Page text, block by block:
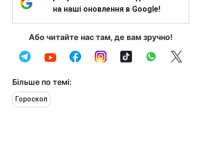
на наші оновлення в Google!
Або читайте нас там, де вам зручно!
Більше по темі:
Гороскоп